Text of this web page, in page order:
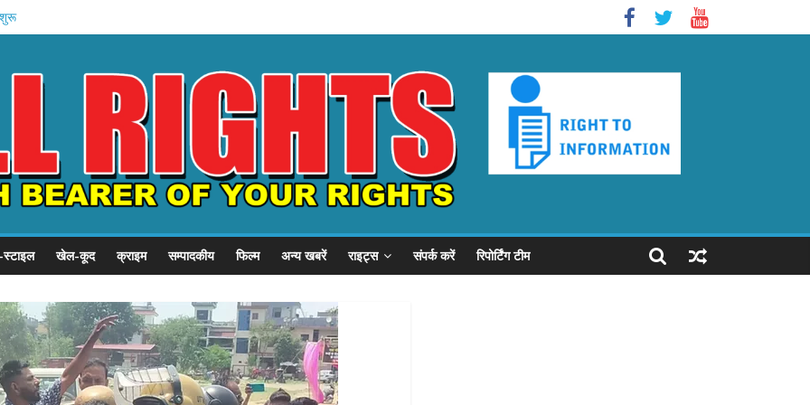
शुरू
संवाद
को कैद
खेल-कूद क्राइम सम्पादकीय फिल्म अन्य खबरें राइट्स संपर्क करें रिपोर्टिंग टीम